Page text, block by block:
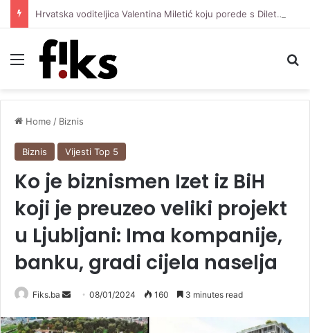
Hrvatska voditeljica Valentina Miletić koju porede s Dilettom Leotom oduševila pozirajući u bikiniju
Menu
Home / Biznis
Biznis Vijesti Top 5
Ko je biznismen Izet iz BiH
koji je preuzeo veliki projekt
u Ljubljani: Ima kompanije,
banku, gradi cijela naselja
Fiks.ba
Send
email
08/01/2024 160 3 minutes read